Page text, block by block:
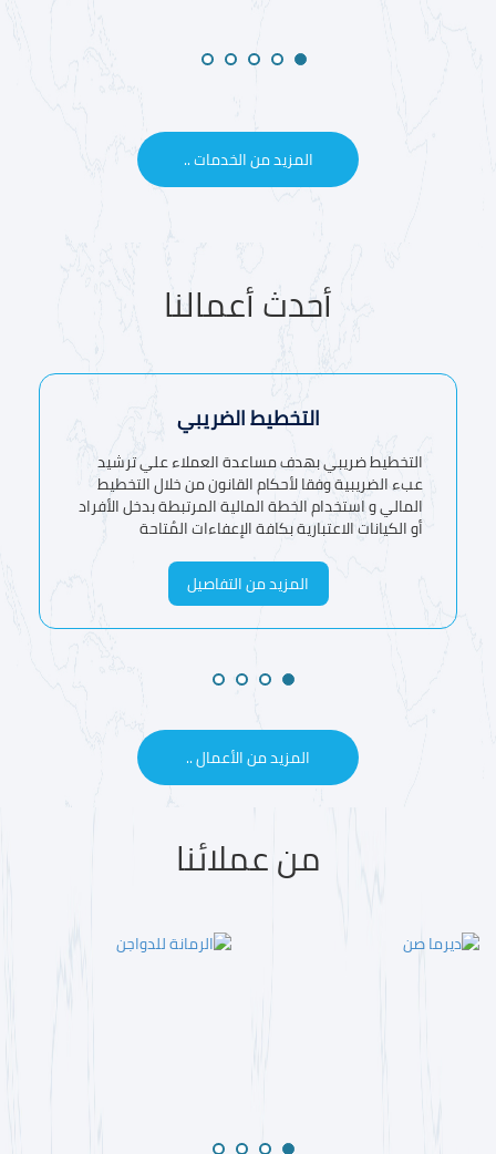
المزيد من الخدمات ..
أحدثأعمالنا
التخطيط الضريبي
التخطيط ضريبي بهدف مساعدة العملاء علي ترشيد
عبء الضريبية وفقا لأحكام القانون من خلال التخطيط
المالي و استخدام الخطة المالية المرتبطة بدخل الأفراد
أو الكيانات الاعتبارية بكافة الإعفاءات المُتاحة
المزيد من التفاصيل
المزيد من الأعمال ..
من عملائنا